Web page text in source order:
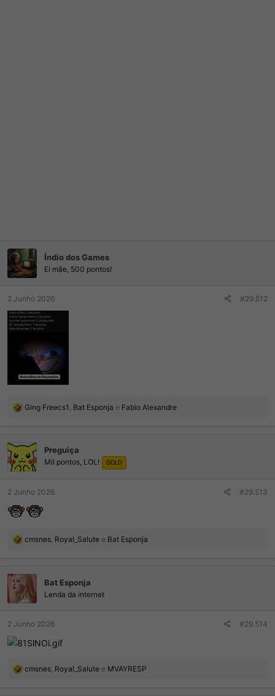
Índio dos Games
Ei mãe, 500 pontos!
2 Junho 2026 #29.512
R
e
s
Ging Freecs1 , Bat Esponja e Fabio Alexandre
Preguiça
Mil pontos, LOL! GOLD
2 Junho 2026 #29.513
R
ç
e
s
cmsnes, Royal_Salute e Bat Esponja
Bat Esponja
Lenda da internet
2 Junho 2026 #29.514
R
cmsnes, Royal_Salute e MVAYRESP